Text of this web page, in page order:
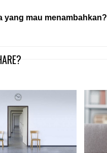
yang mau menambahkan?